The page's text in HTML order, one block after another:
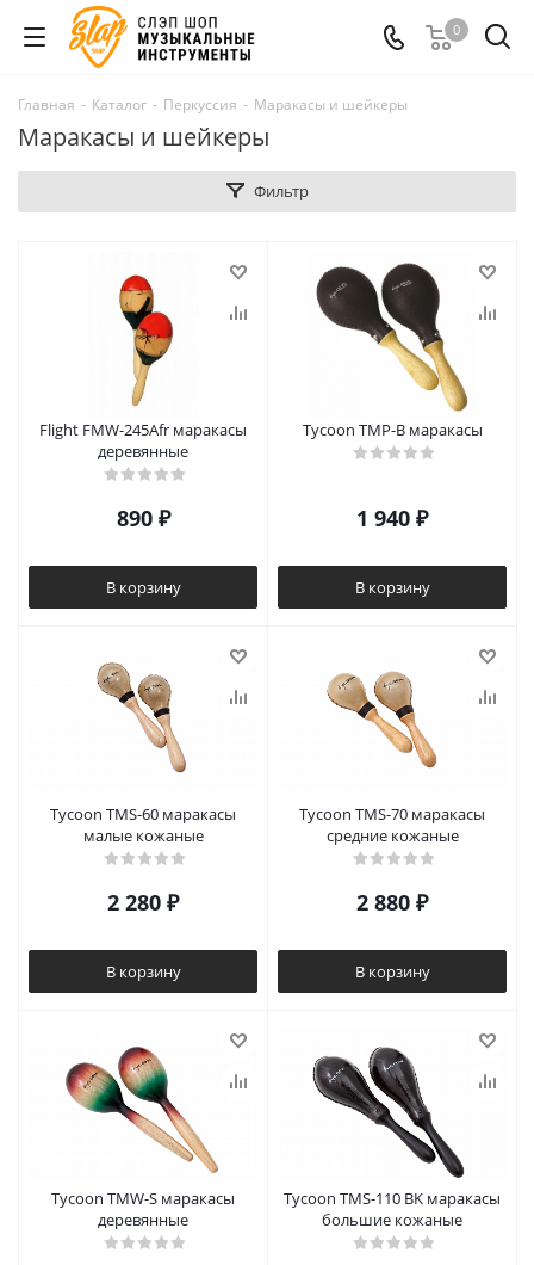
0
Главная - Каталог - Перкуссия - Маракасы и шейкеры
Маракасы и шейкеры
Фильтр
Flight FMW-245Afr маракасы
деревянные
890₽
В корзину
Tycoon TMP-B маракасы
1 940 ₽
В корзину
Tycoon TMS-60 маракасы
малые кожаные
2 280 ₽
В корзину
Tycoon TMS-70 маракасы
средние кожаные
2 880 ₽
В корзину
Tycoon TMW-S маракасы
деревянные
Tycoon TMS-110 BK маракасы
большие кожаные